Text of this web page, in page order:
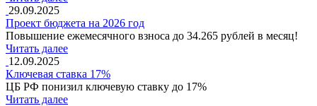
29.09.2025
Проект бюджета на 2026 год
Повышение ежемесячного взноса до 34.265 рублей в месяц!
Читать далее
12.09.2025
Ключевая ставка 17%
ЦБ РФ понизил ключевую ставку до 17%
Читать далее